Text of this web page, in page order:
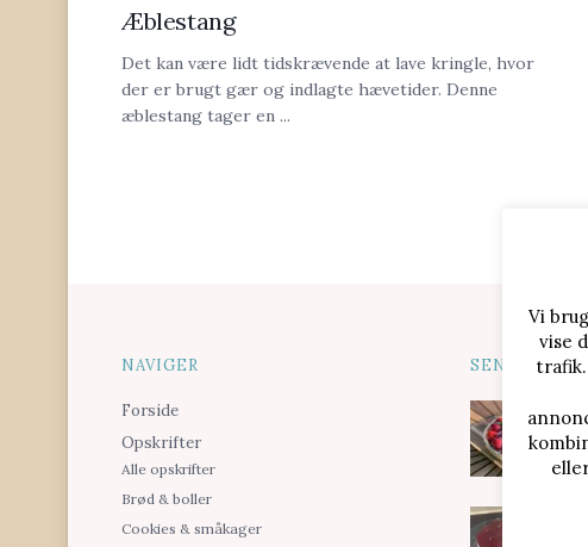
Æblestang
Det kan være lidt tidskrævende at lave kringle, hvor
der er brugt gær og indlagte hævetider. Denne
æblestang tager en ...
NAVIGER
Forside
Opskrifter
Alle opskrifter
Brød & boller
Cookies & småkager
SENESTE
Vi
vise